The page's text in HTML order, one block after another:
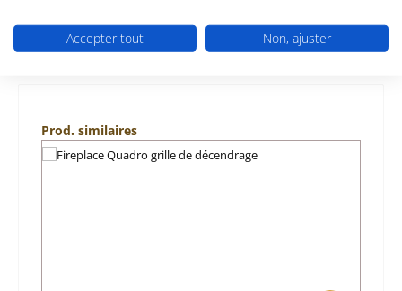
Ignorer la galerie de produits
Prod. similaires
Accepter tout Non, ajuster